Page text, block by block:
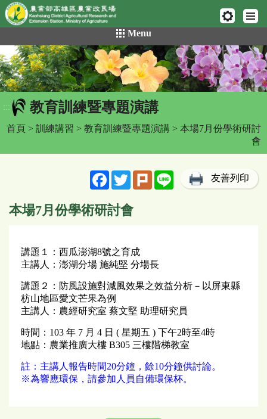
網頁置頂
到
主
要
內
容
區
Menu
::: 教育訓練暨專題演講
首頁 > 訓練講習 > 教育訓練暨專題演講 > 本場7月份學術研討
會
FacebookTwitterPlurk Line 友善列印
本場7月份學術研討會
講題１：西瓜澎湖8號之育成
主講人：澎湖分場 施純堅 分場長
講題２：防風設施對減風效果之效益分析－以屏東縣
枋山地區愛文芒果為例
主講人：農經研究室 蔡文堅 助理研究員
時間：103 年 7 月 4 日 ( 星期五 ) 下午2時至4時
地點：農業推廣大樓 B305 三樓階梯教室
註：主講人報告時間20分鐘，餘10分鐘供討論。
※為響應環保，請參加人員自備環保杯。